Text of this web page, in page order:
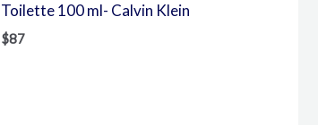
Toilette 100 ml- Calvin Klein
$87